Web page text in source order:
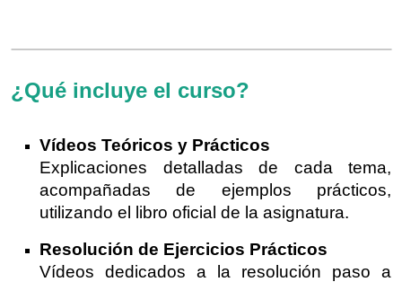
¿Qué incluye el curso?
Vídeos Teóricos y Prácticos
Explicaciones detalladas de cada tema,
acompañadas de ejemplos prácticos,
utilizando el libro oficial de la asignatura.
Resolución de Ejercicios Prácticos
Vídeos dedicados a la resolución paso a